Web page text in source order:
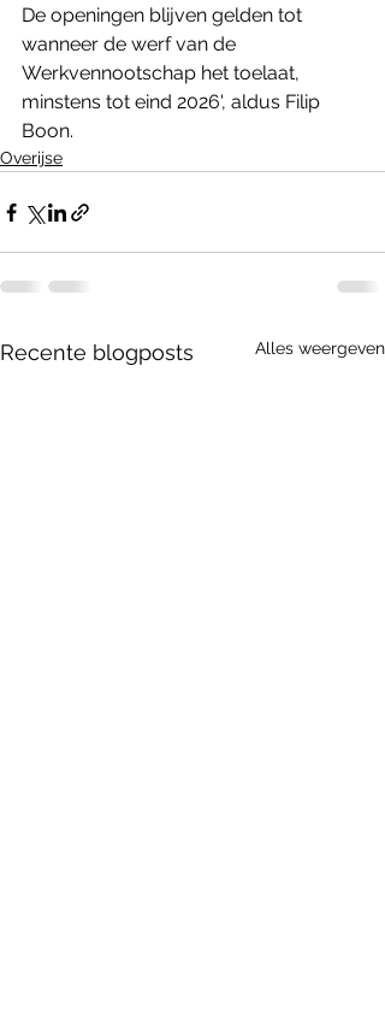
De openingen blijven gelden tot
wanneer de werf van de
Werkvennootschap het toelaat,
minstens tot eind 2026', aldus Filip
Boon.
Overijse
Recente blogposts Alles weergeven